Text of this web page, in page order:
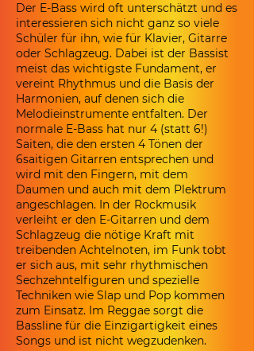
Der E-Bass wird oft unterschätzt und es
interessieren sich nicht ganz so viele
Schüler für ihn, wie für Klavier, Gitarre
oder Schlagzeug. Dabei ist der Bassist
meist das wichtigste Fundament, er
vereint Rhythmus und die Basis der
Harmonien, auf denen sich die
Melodieinstrumente entfalten. Der
normale E-Bass hat nur 4 (statt 6!)
Saiten, die den ersten 4 Tönen der
6saitigen Gitarren entsprechen und
wird mit den Fingern, mit dem
Daumen und auch mit dem Plektrum
angeschlagen. In der Rockmusik
verleiht er den E-Gitarren und dem
Schlagzeug die nötige Kraft mit
treibenden Achtelnoten, im Funk tobt
er sich aus, mit sehr rhythmischen
Sechzehntelfiguren und spezielle
Techniken wie Slap und Pop kommen
zum Einsatz. Im Reggae sorgt die
Bassline für die Einzigartigkeit eines
Songs und ist nicht wegzudenken.